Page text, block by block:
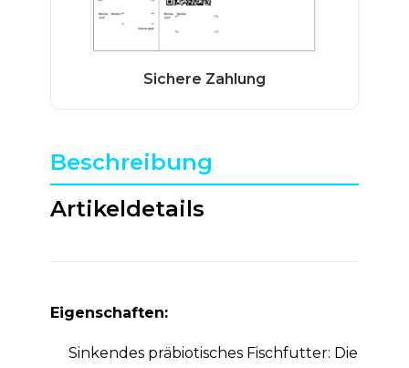
Beschreibung
Artikeldetails
Eigenschaften:
Sinkendes präbiotisches Fischfutter: Die